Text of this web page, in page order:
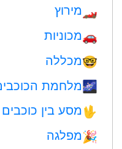
🏎 מירוץ
🚗מכוניות
🤓מכללה
🌌מלחמת
🖖מסע בין כוכבים
🎉מפלגה